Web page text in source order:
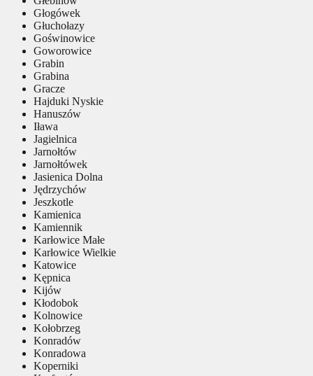
Głogówek
Głuchołazy
Goświnowice
Goworowice
Grabin
Grabina
Gracze
Hajduki Nyskie
Hanuszów
Iława
Jagielnica
Jarnołtów
Jarnołtówek
Jasienica Dolna
Jędrzychów
Jeszkotle
Kamienica
Kamiennik
Karłowice Małe
Karłowice Wielkie
Katowice
Kępnica
Kijów
Kłodobok
Kolnowice
Kołobrzeg
Konradów
Konradowa
Koperniki